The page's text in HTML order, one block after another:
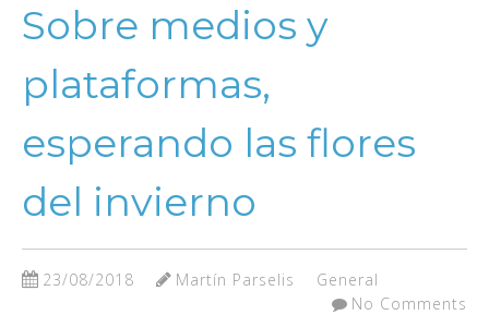
Sobre medios y
plataformas,
esperando las flores
del invierno
23/08/2018 Martín Parselis
General
No Comments